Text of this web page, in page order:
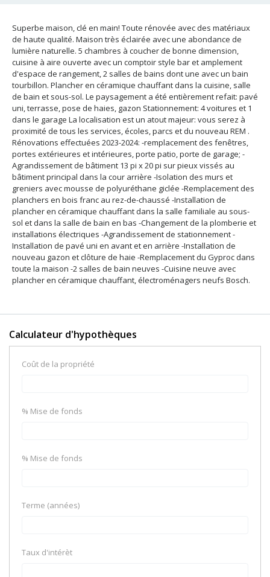
Superbe maison, clé en main! Toute rénovée avec des matériaux
de haute qualité. Maison très éclairée avec une abondance de
lumière naturelle. 5 chambres à coucher de bonne dimension,
cuisine à aire ouverte avec un comptoir style bar et amplement
d'espace de rangement, 2 salles de bains dont une avec un bain
tourbillon. Plancher en céramique chauffant dans la cuisine, salle
de bain et sous-sol. Le paysagement a été entièrement refait: pavé
uni, terrasse, pose de haies, gazon Stationnement: 4 voitures et 1
dans le garage La localisation est un atout majeur: vous serez à
proximité de tous les services, écoles, parcs et du nouveau REM .
Rénovations effectuées 2023-2024: -remplacement des fenêtres,
portes extérieures et intérieures, porte patio, porte de garage; -
Agrandissement de bâtiment 13 pi x 20 pi sur pieux vissés au
bâtiment principal dans la cour arrière -Isolation des murs et
greniers avec mousse de polyuréthane giclée -Remplacement des
planchers en bois franc au rez-de-chaussé -Installation de
plancher en céramique chauffant dans la salle familiale au sous-
sol et dans la salle de bain en bas -Changement de la plomberie et
installations électriques -Agrandissement de stationnement -
Installation de pavé uni en avant et en arrière -Installation de
nouveau gazon et clôture de haie -Remplacement du Gyproc dans
toute la maison -2 salles de bain neuves -Cuisine neuve avec
plancher en céramique chauffant, électroménagers neufs Bosch.
Calculateur d'hypothèques
Coût de la propriété
% Mise de fonds
% Mise de fonds
Terme (années)
Taux d'intérèt